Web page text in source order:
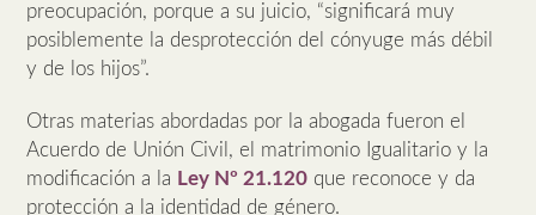
preocupación, porque a su juicio, “significará muy
posiblemente la desprotección del cónyuge más débil
y de los hijos”.
Otras materias abordadas por la abogada fueron el
Acuerdo de Unión Civil, el matrimonio Igualitario y la
modificación a la Ley Nº 21.120 que reconoce y da
protección a la identidad de género.